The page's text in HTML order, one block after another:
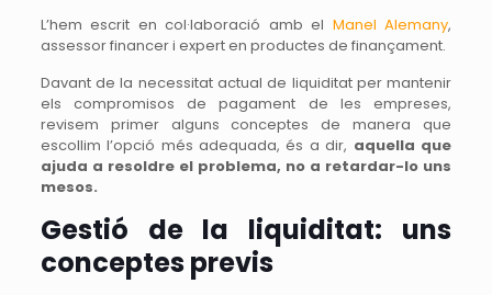
L’hem escrit en col·laboració amb el Manel Alemany,
assessor financer i expert en productes de finançament.
Davant de la necessitat actual de liquiditat per mantenir
els compromisos de pagament de les empreses,
revisem primer alguns conceptes de manera que
escollim l’opció més adequada, és a dir, aquella que
ajuda a resoldre el problema, no a retardar-lo uns
mesos.
Gestió de la liquiditat: uns
conceptes previs